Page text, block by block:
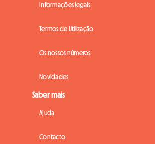
Informações legais
Termos de Utilização
Os nossos números
Novidades
Saber mais
Ajuda
Contacto